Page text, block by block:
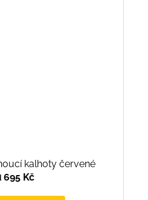
kalhoty červené
695 Kč